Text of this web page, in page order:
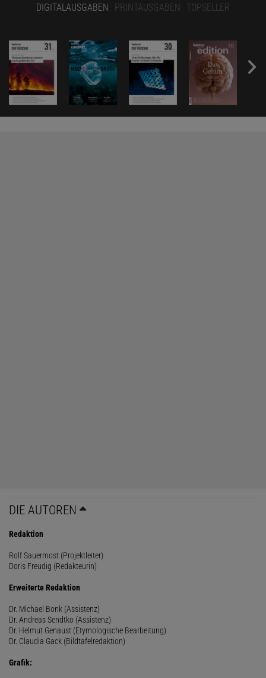
DIGITALAUSGABEN PRINTAUSGABEN TOPSELLER
DIE AUTOREN
Redaktion
Rolf Sauermost (Projektleiter)
Doris Freudig (Redakteurin)
Erweiterte Redaktion
Dr. Michael Bonk (Assistenz)
Dr. Andreas Sendtko (Assistenz)
Dr. Helmut Genaust (Etymologische Bearbeitung)
Dr. Claudia Gack (Bildtafelredaktion)
Grafik: